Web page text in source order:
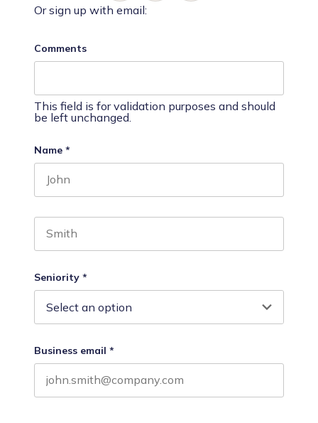
Or sign up with email:
Comments
This field is for validation purposes and should
be left unchanged.
Name *
Seniority *
Business email *